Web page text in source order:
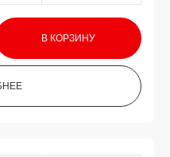
В КОРЗИНУ